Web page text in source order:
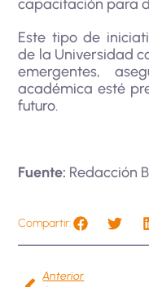
capacitación para
Este tipo de
de la Universidad
emergentes,
académica esté
futuro.
Fuente: Redacción
Compartir:
Anterior